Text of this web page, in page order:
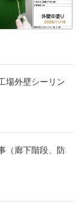
場外壁シーリン
（廊下階段、防